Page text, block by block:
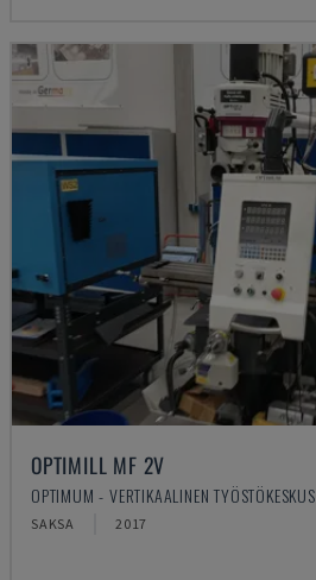
OPTIMILL MF 2V
OPTIMUM - VERTIKAALINEN TYÖSTÖKESKUS
SAKSA 2017